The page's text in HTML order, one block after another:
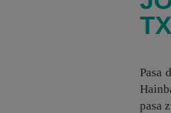
Pasa
pasa